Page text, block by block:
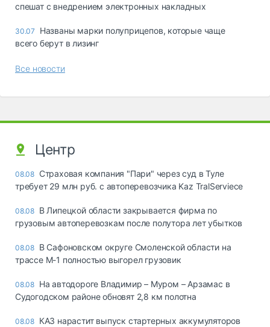
спешат с внедрением электронных накладных
30.07
Названы марки полуприцепов, которые чаще
всего берут в лизинг
Все новости
Центр
08.08 Страховая компания "Пари" через суд в Туле
требует 29 млн руб. с автоперевозчика Kaz TralServiece
08.08 В Липецкой области закрывается фирма по
грузовым автоперевозкам после полутора лет убытков
08.08 В Сафоновском округе Смоленской области на
трассе М-1 полностью выгорел грузовик
08.08 На автодороге Владимир – Муром – Арзамас в
Судогодском районе обновят 2,8 км полотна
08.08 КАЗ нарастит выпуск стартерных аккумуляторов